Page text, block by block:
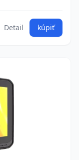
Detail kúpiť